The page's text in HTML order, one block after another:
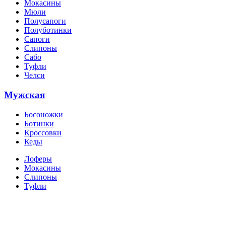
Мокасины
Мюли
Полусапоги
Полуботинки
Сапоги
Слипоны
Сабо
Туфли
Челси
Мужская
Босоножки
Ботинки
Кроссовки
Кеды
Лоферы
Мокасины
Слипоны
Туфли